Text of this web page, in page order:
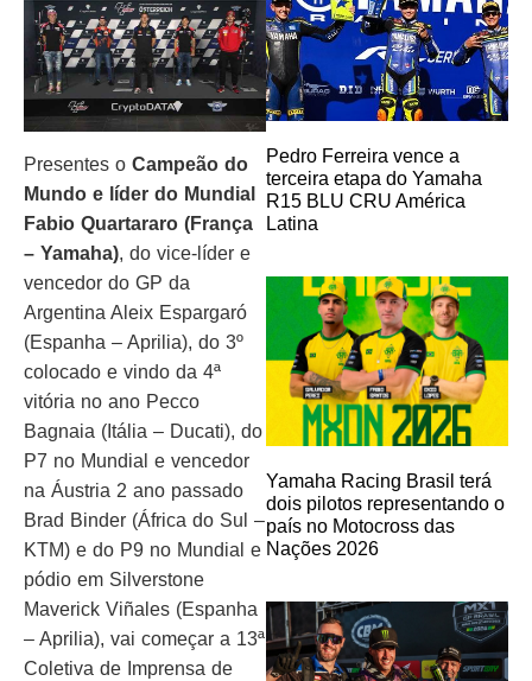
Presentes o Campeão do
Mundo e líder do Mundial
Fabio Quartararo (França
– Yamaha), do vice-líder e
vencedor do GP da
Argentina Aleix Espargaró
(Espanha – Aprilia), do 3º
colocado e vindo da 4ª
vitória no ano Pecco
Bagnaia (Itália – Ducati), do
P7 no Mundial e vencedor
na Áustria 2 ano passado
Brad Binder (África do Sul –
KTM) e do P9 no Mundial e
pódio em Silverstone
Maverick Viñales (Espanha
– Aprilia), vai começar a 13ª
Coletiva de Imprensa de
Pedro Ferreira vence a
terceira etapa do Yamaha
R15 BLU CRU América
Latina
Yamaha Racing Brasil terá
dois pilotos representando o
país no Motocross das
Nações 2026